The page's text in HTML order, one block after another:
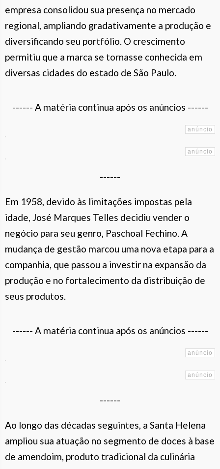
empresa consolidou sua presença no mercado
regional, ampliando gradativamente a produção e
diversificando seu portfólio. O crescimento
permitiu que a marca se tornasse conhecida em
diversas cidades do estado de São Paulo.
------ A matéria continua após os anúncios ------
------
Em 1958, devido às limitações impostas pela
idade, José Marques Telles decidiu vender o
negócio para seu genro, Paschoal Fechino. A
mudança de gestão marcou uma nova etapa para a
companhia, que passou a investir na expansão da
produção e no fortalecimento da distribuição de
seus produtos.
------ A matéria continua após os anúncios ------
------
Ao longo das décadas seguintes, a Santa Helena
ampliou sua atuação no segmento de doces à base
de amendoim, produto tradicional da culinária